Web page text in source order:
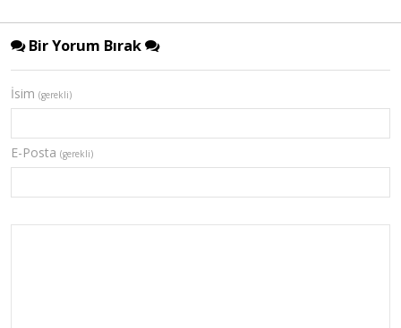
Bir Yorum Bırak
İsim (gerekli)
E-Posta (gerekli)